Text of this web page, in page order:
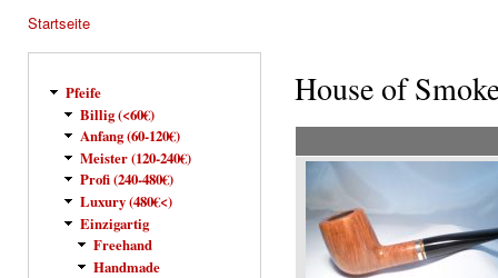
Startseite
Pfeife
Billig (<60€)
Anfang (60-120€)
Meister (120-240€)
Profi (240-480€)
Luxury (480€<)
Einzigartig
Freehand
Handmade
House of